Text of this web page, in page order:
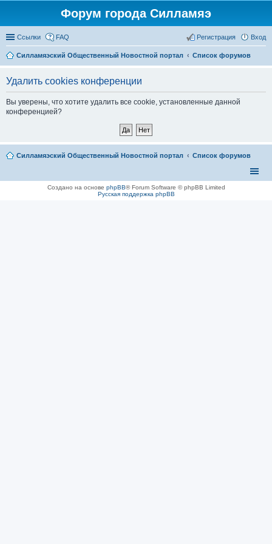
Форум города Силламяэ
Ссылки FAQ Вход
Регистрация
Силламяэский Общественный Новостной портал Список форумов
Удалить cookies конференции
Вы уверены, что хотите удалить все cookie, установленные данной
конференцией?
Силламяэский Общественный Новостной портал Список форумов
Создано на основе phpBB® Forum Software © phpBB Limited
Русская поддержка phpBB